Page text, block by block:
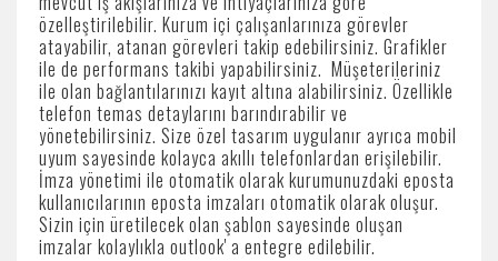
özelleştirilebilir. Kurum içi çalışanlarınıza görevler
atayabilir, atanan görevleri takip edebilirsiniz. Grafikler
ile de performans takibi yapabilirsiniz. Müşeterileriniz
ile olan bağlantılarınızı kayıt altına alabilirsiniz. Özellikle
telefon temas detaylarını barındırabilir ve
yönetebilirsiniz. Size özel tasarım uygulanır ayrıca mobil
uyum sayesinde kolayca akıllı telefonlardan erişilebilir.
İmza yönetimi ile otomatik olarak kurumunuzdaki eposta
kullanıcılarının eposta imzaları otomatik olarak oluşur.
Sizin için üretilecek olan şablon sayesinde oluşan
imzalar kolaylıkla outlook' a entegre edilebilir.